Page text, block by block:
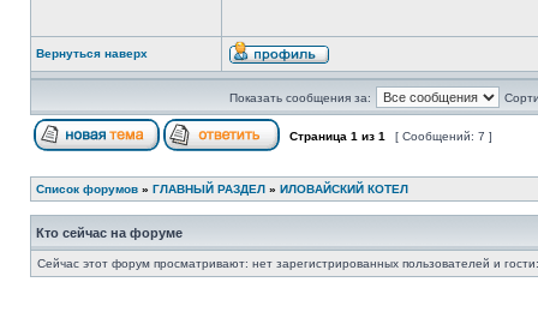
Вернуться наверх
Показать сообщения за:
Страница 1 из 1 [ Сообщений: 7 ]
Список форумов » ГЛАВНЫЙ РАЗДЕЛ » ИЛОВАЙСКИЙ КОТЕЛ
Кто сейчас на форуме
Сейчас этот форум просматривают: нет зарегистрированных пользователей и